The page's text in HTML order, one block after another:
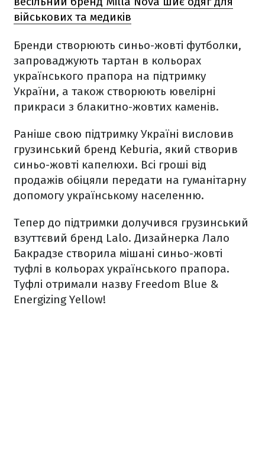
військових та медиків
Бренди створюють синьо-жовті футболки,
запроваджують тартан в кольорах
українського прапора на підтримку
України, а також створюють ювелірні
прикраси з блакитно-жовтих каменів.
Раніше свою підтримку Україні висловив
грузинський бренд Keburia, який створив
синьо-жовті капелюхи. Всі гроші від
продажів обіцяли передати на гуманітарну
допомогу українському населенню.
Тепер до підтримки долучився грузинський
взуттєвий бренд Lalo. Дизайнерка Лало
Бакрадзе створила мішані синьо-жовті
туфлі в кольорах українського прапора.
Туфлі отримали назву Freedom Blue &
Energizing Yellow!